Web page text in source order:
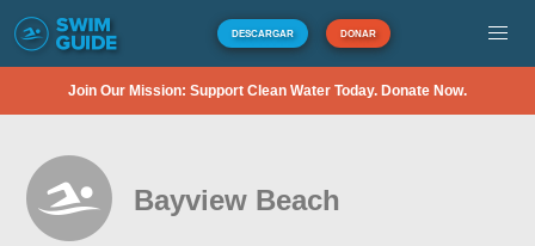
DESCARGAR DONAR
Join Our Mission: Support Clean Water Today. Donate Now.
Bayview Beach